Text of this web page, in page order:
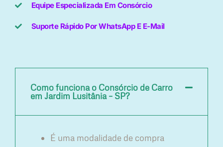
Equipe Especializada Em Consórcio
Suporte Rápido Por WhatsApp E E-Mail
Como funciona o Consórcio de Carro
em Jardim Lusitânia – SP?
É uma modalidade de compra